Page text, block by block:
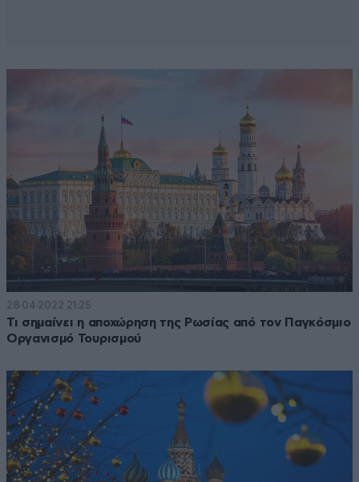
28·04·2022 21:25
Τι σημαίνει η αποχώρηση της Ρωσίας από τον Παγκόσμιο
Οργανισμό Τουρισμού